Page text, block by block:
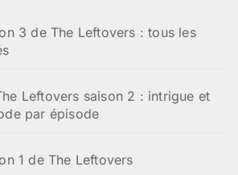
3 de The Leftovers : tous les
Leftovers saison 2 : intrigue et
par épisode
1 de The Leftovers